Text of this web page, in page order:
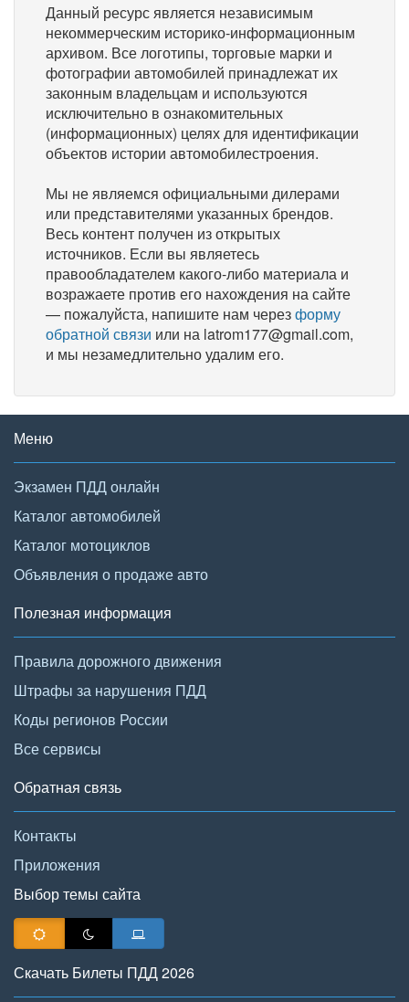
Данный ресурс является независимым
некоммерческим историко-информационным
архивом. Все логотипы, торговые марки и
фотографии автомобилей принадлежат их
законным владельцам и используются
исключительно в ознакомительных
(информационных) целях для идентификации
объектов истории автомобилестроения.
Мы не являемся официальными дилерами
или представителями указанных брендов.
Весь контент получен из открытых
источников. Если вы являетесь
правообладателем какого-либо материала и
возражаете против его нахождения на сайте
— пожалуйста, напишите нам черезформу
обратной связи или на latrom177@gmail.com,
и мы незамедлительно удалим его.
Меню
Экзамен ПДД онлайн
Каталог автомобилей
Каталог мотоциклов
Объявления о продаже авто
Полезная информация
Правила дорожного движения
Штрафы за нарушения ПДД
Коды регионов России
Все сервисы
Обратная связь
Контакты
Приложения
Выбор темы сайта
Скачать Билеты ПДД 2026